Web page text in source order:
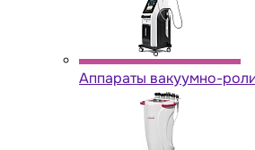
Аппараты вакуумно-